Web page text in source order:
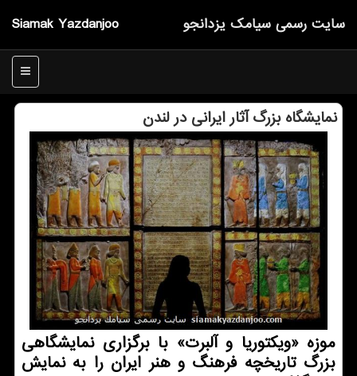
Siamak Yazdanjoo سایت رسمی سیامك یزدانجو
منو
نمایشگاه بزرگ آثار ایرانی در لندن
موزه «ویکتوریا و آلبرت» با برگزاری نمایشگاهی
بزرگ تاریخچه فرهنگ و هنر ایران را به نمایش